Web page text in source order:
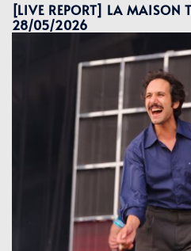
[LIVE REPORT] LA MAISON
28/05/2026